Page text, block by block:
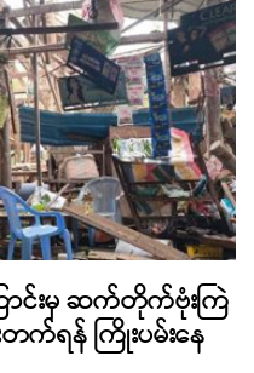
းမှ ဆက်တိုက်ဗုံးကြဲ
းတက်ရန် ကြိုးပမ်းနေ